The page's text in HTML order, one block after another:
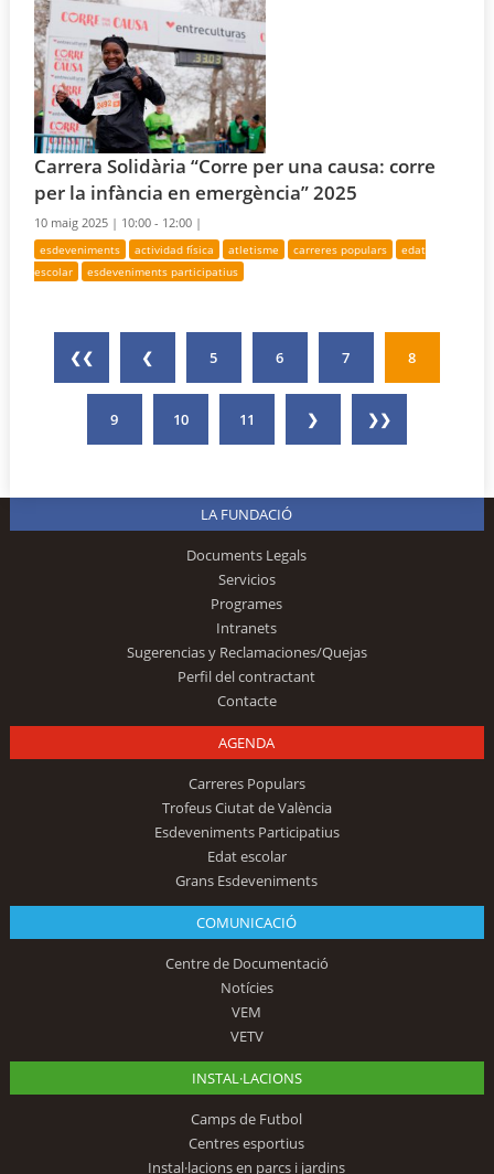
Carrera Solidària “Corre per una causa: corre
per la infància en emergència” 2025
10 maig 2025 | 10:00 - 12:00 |
esdeveniments actividad física atletisme carreres populars
edat
escolar
esdeveniments participatius
❮❮ ❮ 5 6 7 8
9 10 11 ❯ ❯❯
LA FUNDACIÓ
Documents Legals
Servicios
Programes
Intranets
Sugerencias y Reclamaciones/Quejas
Perfil del contractant
Contacte
AGENDA
Carreres Populars
Trofeus Ciutat de València
Esdeveniments Participatius
Edat escolar
Grans Esdeveniments
COMUNICACIÓ
Centre de Documentació
Notícies
VEM
VETV
INSTAL·LACIONS
Camps de Futbol
Centres esportius
Instal·lacions en parcs i jardins